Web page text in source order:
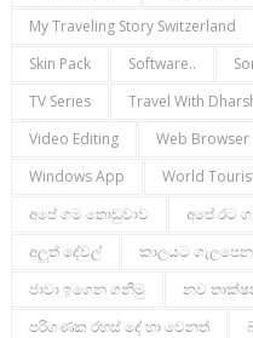
My Traveling Story Switzerland
Skin Pack
Software..
TV Series
Travel With
Video Editing
Web Browser
Windows App
World
අපේ ගම තොඩුවාව
අපේ රට
අලුත් දේවල්
කාලයට
ජාවා ඉගෙන ගනිමු
නව
පරිගණක රහස් දේ හා වෙනත්